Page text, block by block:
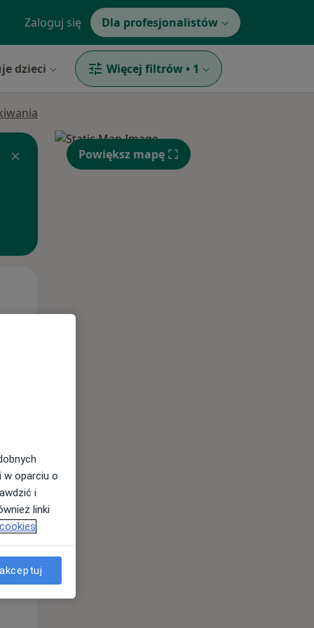
Zaloguj się Dla profesjonalistów
dzieci Więcej filtrów • 1
Pon,
10 Sie
Powiększ mapę
w oparciu o
i
linki